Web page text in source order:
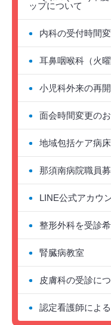
ップについて
内科の受付時間
耳鼻咽喉科（火
小児科外来の再
面会時間変更の
地域包括ケア病
那須南病院職員募
LINE公式アカウ
整形外科を受診
腎臓病教室
皮膚科の受診に
認定看護師によ